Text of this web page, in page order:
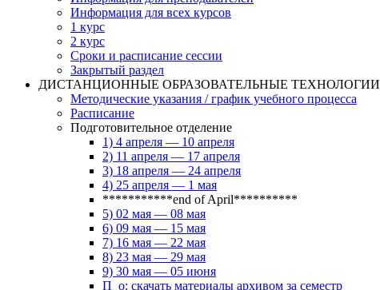
Информация для всех курсов
1 курс
2 курс
Сроки и расписание сессии
Закрытый раздел
ДИСТАНЦИОННЫЕ ОБРАЗОВАТЕЛЬНЫЕ ТЕХНОЛОГИИ
Методические указания / график учебного процесса
Расписание
Подготовительное отделение
1) 4 апреля — 10 апреля
2) 11 апреля — 17 апреля
3) 18 апреля — 24 апреля
4) 25 апреля — 1 мая
***********end of April**********
5) 02 мая — 08 мая
6) 09 мая — 15 мая
7) 16 мая — 22 мая
8) 23 мая — 29 мая
9) 30 мая — 05 июня
П_о: скачать материалы архивом за семестр